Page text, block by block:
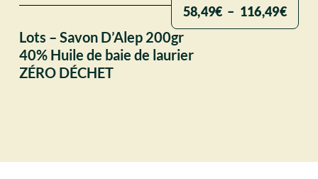
58,49€ – 116,49€
Lots – Savon D’Alep 200gr
40% Huile de baie de laurier
ZÉRO DÉCHET